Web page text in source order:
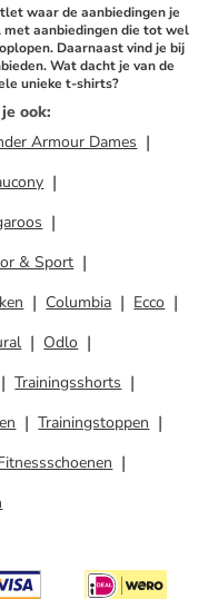
waar de aanbiedingen je
met aanbiedingen die tot wel
Daarnaast vind je bij
Wat dacht je van de
unieke t-shirts?
ook:
Armour Dames
& Sport
Columbia
Ecco
Odlo
Trainingsshorts
Trainingstoppen